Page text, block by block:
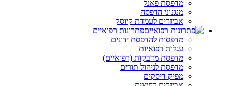
מדפסת פאנל
מנגנוני הדפסה
אביזרים לעמדת קיוסק
פתרונות רפואיים
מדפסות להדפסת ידונים
עגלות רפואיות
מדפסת מדבקות (רפואיים)
מדפסת לניהול תורים
מפיק דיסקים